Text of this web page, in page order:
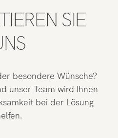
SIE
besondere Wünsche?
unser Team wird Ihnen
bei der Lösung